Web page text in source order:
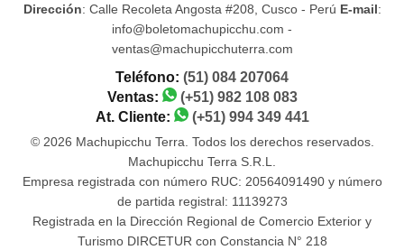
Dirección: Calle Recoleta Angosta #208, Cusco - Perú E-mail:
info@boletomachupicchu.com -
ventas@machupicchuterra.com
Teléfono: (51) 084 207064
Ventas:
(+51) 982 108 083
At. Cliente:
(+51) 994 349 441
© 2026 Machupicchu Terra. Todos los derechos reservados.
Machupicchu Terra S.R.L.
Empresa registrada con número RUC: 20564091490 y número
de partida registral: 11139273
Registrada en la Dirección Regional de Comercio Exterior y
Turismo DIRCETUR con Constancia N° 218